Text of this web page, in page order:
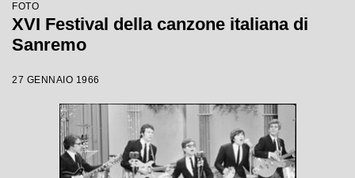
FOTO
XVI Festival della canzone italiana di
Sanremo
27 GENNAIO 1966